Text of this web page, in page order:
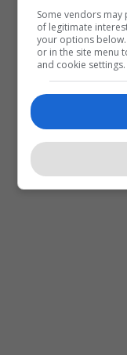
Jovana Trençevska
Some vendors
of legitimate
your options
or in the site menu
and cookie settings.